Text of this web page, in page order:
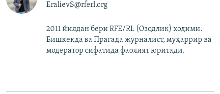
EralievS@rferl.org
2011 йилдан бери RFE/RL (Озодлик) ходими.
Бишкекда ва Прагада журналист, муҳаррир ва
модератор сифатида фаолият юритади.